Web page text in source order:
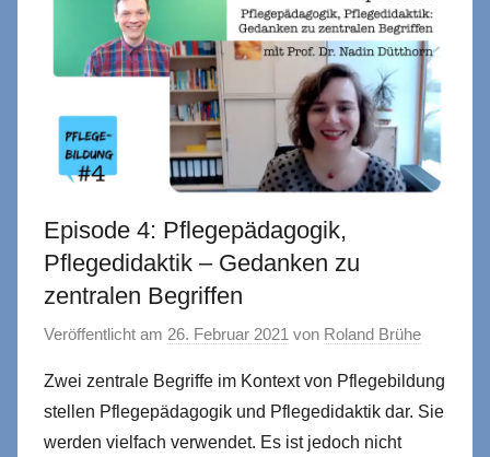
Episode 4: Pflegepädagogik,
Pflegedidaktik – Gedanken zu
zentralen Begriffen
Veröffentlicht am 26. Februar 2021 von Roland Brühe
Zwei zentrale Begriffe im Kontext von Pflegebildung
stellen Pflegepädagogik und Pflegedidaktik dar. Sie
werden vielfach verwendet. Es ist jedoch nicht